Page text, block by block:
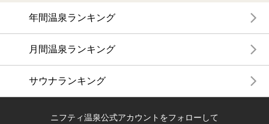
年間温泉ランキング
月間温泉ランキング
サウナランキング
ニフティ温泉公式アカウントをフォローして